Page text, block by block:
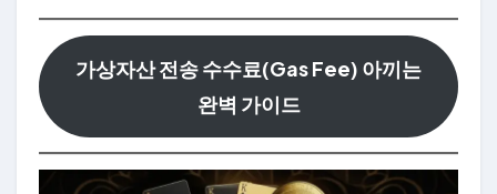
가상자산 전송 수수료(Gas Fee) 아끼는
완벽 가이드